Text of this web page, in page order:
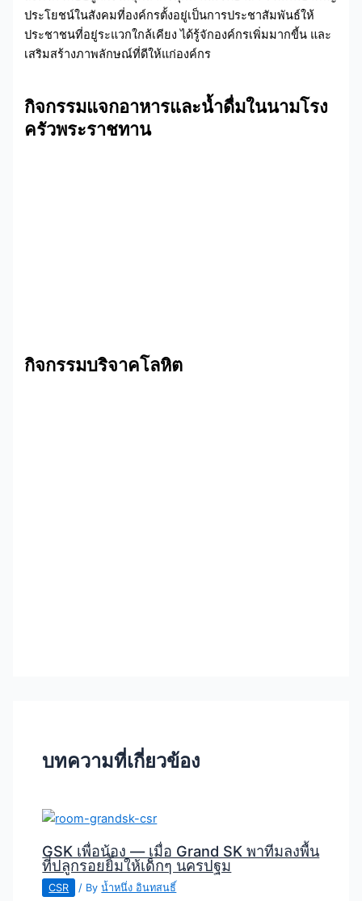
ประโยชน์ในสังคมที่องค์กรตั้งอยู่เป็นการประชาสัมพันธ์ให้
ประชาชนที่อยู่ระแวกใกล้เคียง ได้รู้จักองค์กรเพิ่มมากขี้น และ
เสริมสร้างภาพลักษณ์ที่ดีให้แก่องค์กร
กิจกรรมแจกอาหารและนํ้าดื่มในนามโรง
ครัวพระราชทาน
กิจกรรมบริจาคโลหิต
บทความที่เกี่ยวข้อง
GSK เพื่อน้อง — เมื่อ Grand SK พาทีมลงพื้น
ที่ปลูกรอยยิ้มให้เด็กๆ นครปฐม
CSR / Byน้ำหนึ่ง อินทสนธิ์